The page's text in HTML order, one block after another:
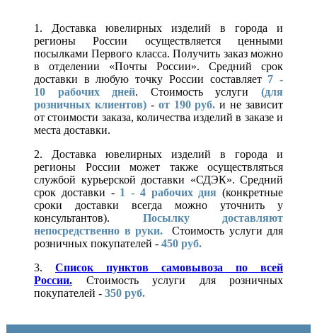
1. Доставка ювелирных изделий в города и
регионы России осуществляется ценными
посылками Первого класса. Получить заказ можно
в отделении «Почты России». Средний срок
доставки в любую точку России составляет 7 -
10 рабочих дней. Стоимость услуги(для
розничных клиентов)- от 190 руб. и не зависит
от стоимости заказа, количества изделий в заказе и
места доставки.
2. Доставка ювелирных изделий в города и
регионы России может также осуществляться
службой курьерской доставки «СДЭК». Средний
срок доставки - 1 - 4 рабочих дня (конкретные
сроки доставки всегда можно уточнить у
консультантов). Посылку доставляют
непосредственно в руки.
Стоимость услуги для
розничных покупателей - 450 руб.
3. Список пунктов самовывоза по всей
России.
Стоимость услуги для розничных
покупателей - 350 руб.